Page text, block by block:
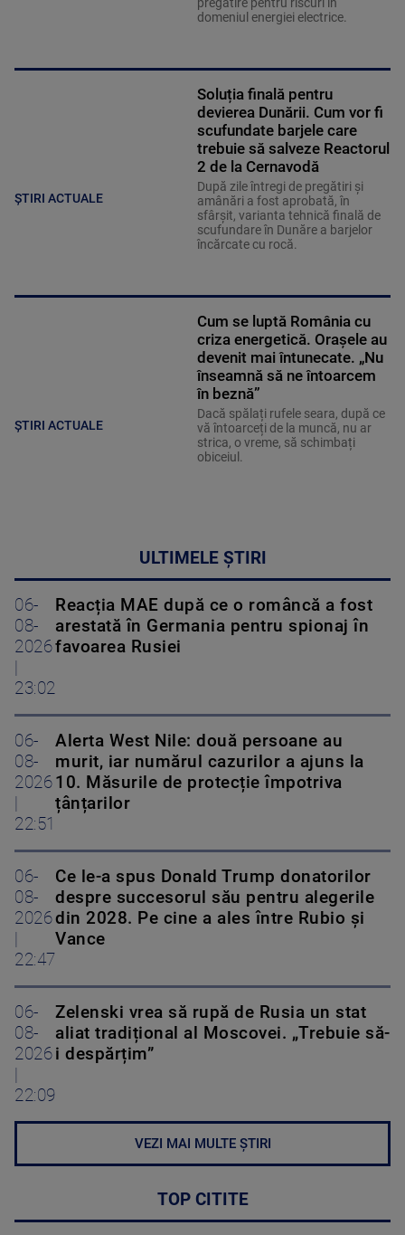
domeniul energiei electrice.
ȘTIRI ACTUALE
Soluția finală pentru
devierea Dunării. Cum vor fi
scufundate barjele care
trebuie să salveze Reactorul
2 de la Cernavodă
După zile întregi de pregătiri și
amânări a fost aprobată, în
sfârșit, varianta tehnică finală de
scufundare în Dunăre a barjelor
încărcate cu rocă.
ȘTIRI ACTUALE
Cum se luptă România cu
criza energetică. Orașele au
devenit mai întunecate. „Nu
înseamnă să ne întoarcem
în beznă”
Dacă spălați rufele seara, după ce
vă întoarceți de la muncă, nu ar
strica, o vreme, să schimbați
obiceiul.
ULTIMELE ȘTIRI
06-
08-
2026
23:02
Reacția MAE după ce o româncă a fost
arestată în Germania pentru spionaj în
favoarea Rusiei
06-
08-
2026
22:51
Alerta West Nile: două persoane au
murit, iar numărul cazurilor a ajuns la
10. Măsurile de protecție împotriva
țânțarilor
06-
08-
2026
22:47
Ce le-a spus Donald Trump donatorilor
despre succesorul său pentru alegerile
din 2028. Pe cine a ales între Rubio și
Vance
06-
08-
2026
22:09
Zelenski vrea să rupă de Rusia un stat
aliat tradițional al Moscovei. „Trebuie să-
i despărțim”
VEZI MAI MULTE ȘTIRI
TOP CITITE